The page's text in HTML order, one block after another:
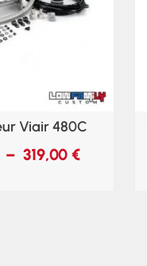
Viair 480C
– 319,00€